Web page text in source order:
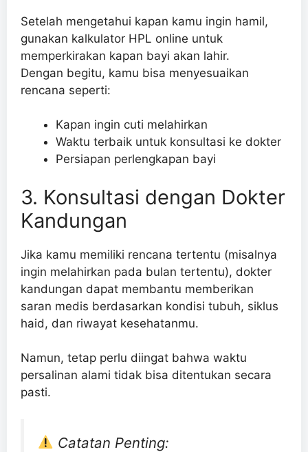
Setelah mengetahui kapan kamu ingin hamil,
gunakan kalkulator HPL online untuk
memperkirakan kapan bayi akan lahir.
Dengan begitu, kamu bisa menyesuaikan
rencana seperti:
Kapan ingin cuti melahirkan
Waktu terbaik untuk konsultasi ke dokter
Persiapan perlengkapan bayi
3. Konsultasi dengan Dokter
Kandungan
Jika kamu memiliki rencana tertentu (misalnya
ingin melahirkan pada bulan tertentu), dokter
kandungan dapat membantu memberikan
saran medis berdasarkan kondisi tubuh, siklus
haid, dan riwayat kesehatanmu.
Namun, tetap perlu diingat bahwa waktu
persalinan alami tidak bisa ditentukan secara
pasti.
Catatan Penting: